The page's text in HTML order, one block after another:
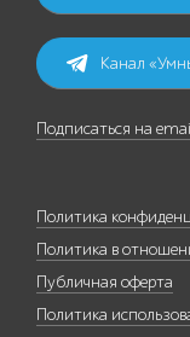
Канал
Подписаться на
Политика
Политика в
Публичная оферта
Политика